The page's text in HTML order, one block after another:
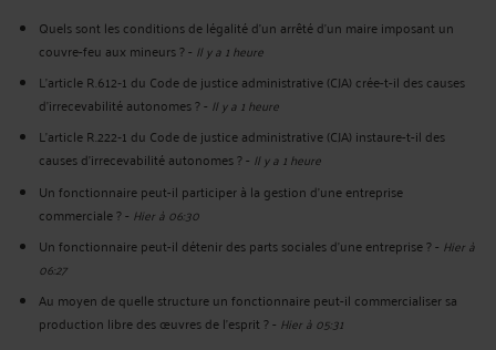
Quels sont les conditions de légalité d'un arrêté d'un maire imposant un
couvre-feu aux mineurs ?- Il y a 1 heure
L’article R.612‑1 du Code de justice administrative (CJA) crée-t-il des causes
d’irrecevabilité autonomes ?- Il y a 1 heure
L’article R.222‑1 du Code de justice administrative (CJA) instaure-t-il des
causes d’irrecevabilité autonomes ?- Il y a 1 heure
Un fonctionnaire peut-il participer à la gestion d’une entreprise
commerciale ?- Hier à 06:30
Un fonctionnaire peut-il détenir des parts sociales d’une entreprise ?- Hier à
06:27
Au moyen de quelle structure un fonctionnaire peut-il commercialiser sa
production libre des œuvres de l’esprit ?- Hier à 05:31